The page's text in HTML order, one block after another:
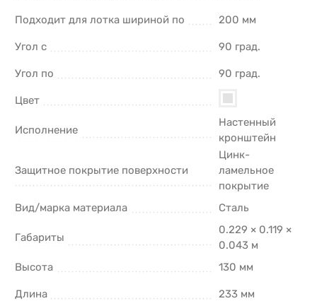
Подходит для лотка шириной по 200 мм
Угол с 90 град.
Угол по 90 град.
Цвет
Исполнение
Настенный
кронштейн
Защитное покрытие поверхности
Цинк-
ламельное
покрытие
Вид/марка материала
Сталь
Габариты
0.229 × 0.119 ×
0.043 м
Высота
130 мм
Длина 233 мм